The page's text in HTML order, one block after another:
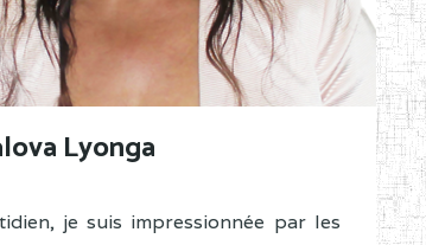
Lyonga
je suis impressionnée par les